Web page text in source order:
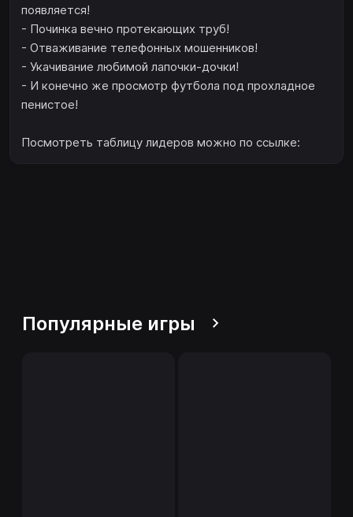
появляется!
- Починка вечно протекающих труб!
- Отваживание телефонных мошенников!
- Укачивание любимой лапочки-дочки!
- И конечно же просмотр футбола под прохладное
пенистое!
Посмотреть таблицу лидеров можно по ссылке:
Популярные игры